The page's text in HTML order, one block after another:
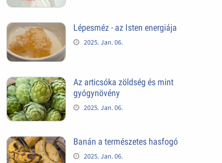
Lépesméz - az Isten energiája
2025. Jan. 06.
Az articsóka zöldség és mint
gyógynövény
2025. Jan. 06.
Banán a természetes hasfogó
2025. Jan. 06.